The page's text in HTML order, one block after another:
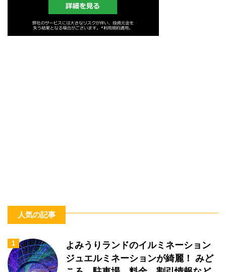
人気の記事
1
よみうりランドのイルミネーション
ジュエルミネーションが綺麗！ みど